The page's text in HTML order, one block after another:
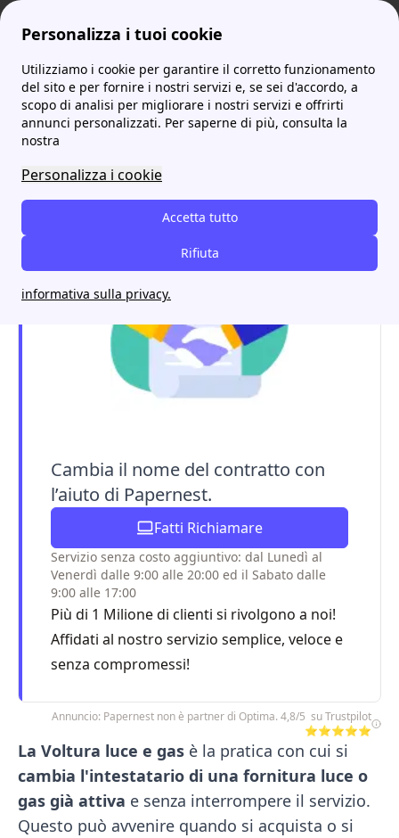
Personalizza i tuoi cookie
Utilizziamo i cookie per garantire il corretto funzionamento
del sito e per fornire i nostri servizi e, se sei d'accordo, a
scopo di analisi per migliorare i nostri servizi e offrirti
annunci personalizzati. Per saperne di più, consulta la
nostra
Personalizza i cookie
Accetta tutto
Rifiuta
informativa sulla privacy.
ProntoBolletta MoreOptima Come richiedere la voltura con Optima: Costi Modulo e Tempistiche
Come richiedere la voltura
con Optima: Costi Modulo
e Tempistiche
Cambia il nome del contratto con
l’aiuto di Papernest.
Fatti Richiamare
Servizio senza costo aggiuntivo: dal Lunedì al
Venerdì dalle 9:00 alle 20:00 ed il Sabato dalle
9:00 alle 17:00
Più di 1 Milione di clienti si rivolgono a noi!
Affidati al nostro servizio semplice, veloce e
senza compromessi!
Annuncio: Papernest non è partner di Optima. 4,8/5 su Trustpilot
⭐⭐⭐⭐⭐
La Voltura luce e gas è la pratica con cui si
cambia l'intestatario di una fornitura luce o
gas già attiva e senza interrompere il servizio.
Questo può avvenire quando si acquista o si